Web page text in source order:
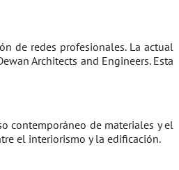
de redes profesionales. La actual
Architects and Engineers. Esta
contemporáneo de materiales y el
el interiorismo y la edificación.